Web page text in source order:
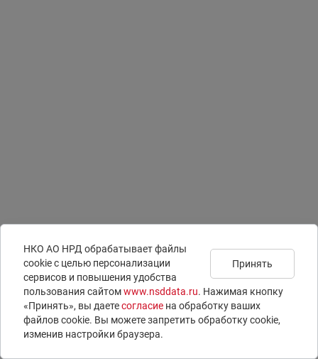
Принять
НКО АО НРД обрабатывает файлы
сookie с целью персонализации
сервисов и повышения удобства
пользования сайтомwww.nsddata.ru. Нажимая кнопку
«Принять», вы даетесогласие на обработку ваших
файлов cookie. Вы можете запретить обработку сookie,
изменив настройки браузера.
Документы
Юридическая информация
Контакты
Вопросы и ответы
Раскрытие информации
ISIN-коды
LEI-коды
E-voting – электронное голосование
Подписаться на